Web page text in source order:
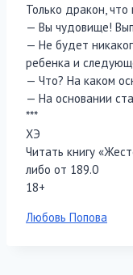
Только дракон,
— Вы чудовище!
— Не будет
ребенка и
— Что? На каком
— На основании
***
ХЭ
Читать книгу
либо от 189.0
18+
Метки
Любовь Попова